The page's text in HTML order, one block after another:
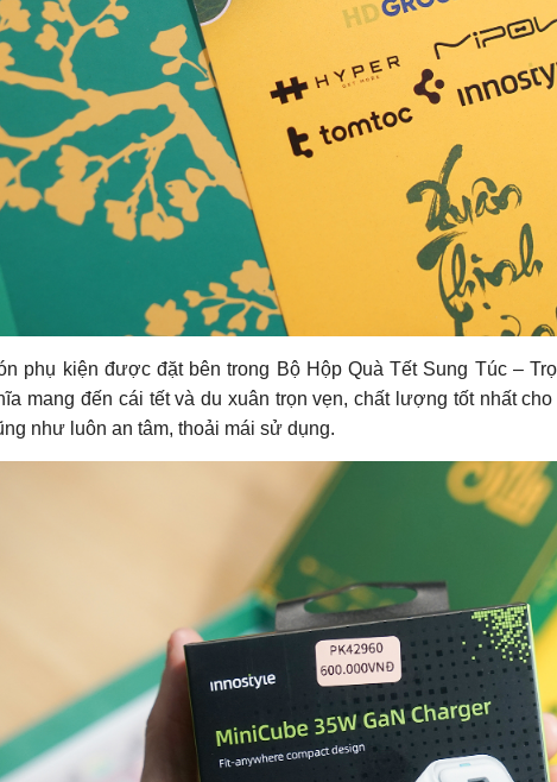
phụ kiện được đặt bên trong Bộ Hộp Quà Tết Sung Túc –
mang đến cái tết và du xuân trọn vẹn, chất lượng tốt nhất
như luôn an tâm, thoải mái sử dụng.